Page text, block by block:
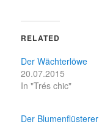
RELATED
Der Wächterlöwe
20.07.2015
In "Trés chic"
Der Blumenflüsterer